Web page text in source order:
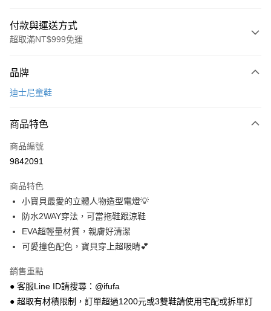
付款與運送方式
超取滿NT$999免運
信用卡一次付款
LINE Pay
Apple Pay
悠遊付
Google Pay
全盈+PAY
相關說明
【關於「AFTEE先享後付」】
AFTEE先享後付是「在收到商品之後才付款」的支付方式。 讓您購物簡單
ATM付款
品牌
迪士尼童鞋
商品特色
商品編號
9842091
商品特色
小寶貝最愛的立體人物造型電燈💡
防水2WAY穿法，可當拖鞋跟涼鞋
EVA超輕量材質，親膚好清潔
可愛撞色配色，寶貝穿上超吸睛💕
銷售重點
● 客服Line ID請搜尋：@ifufa
● 超取有材積限制，訂單超過1200元或3雙鞋請使用宅配或拆單訂